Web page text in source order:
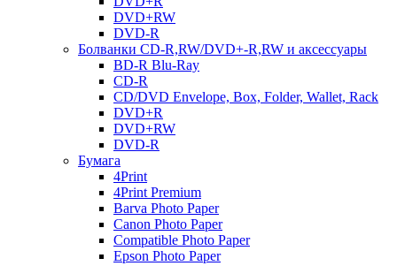
DVD+RW
DVD-R
Болванки CD-R,RW/DVD+-R,RW и аксессуары
BD-R Blu-Ray
CD-R
CD/DVD Envelope, Box, Folder, Wallet, Rack
DVD+R
DVD+RW
DVD-R
Бумага
4Print
4Print Premium
Barva Photo Paper
Canon Photo Paper
Compatible Photo Paper
Epson Photo Paper